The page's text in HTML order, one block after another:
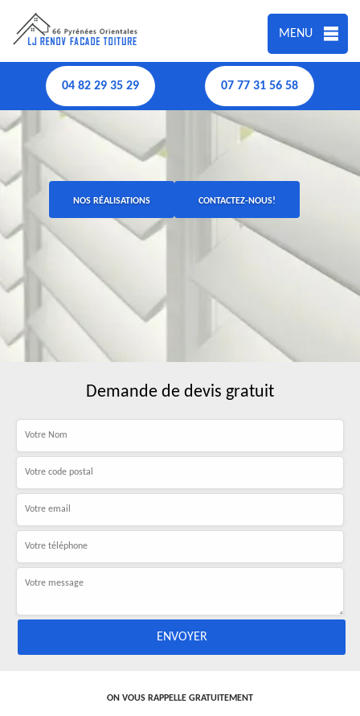
MENU
04 82 29 35 29 07 77 31 56 58
NOS RÉALISATIONS CONTACTEZ-NOUS!
Demande de devis gratuit
ON VOUS RAPPELLE GRATUITEMENT